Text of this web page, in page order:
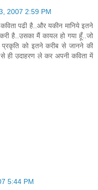
2007 2:59 PM
पढी है..और यकीन मानिये इतने
है..उसका मैं कायल हो गया हूँ..जो
को इतने करीब से जानने की
उदाहरण ले कर अपनी कविता में
5:44 PM